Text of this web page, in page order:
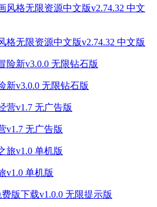
格无限资源中文版v2.74.32 中文版
新v3.0.0 无限钻石版
v1.7 无广告版
v1.0 单机版